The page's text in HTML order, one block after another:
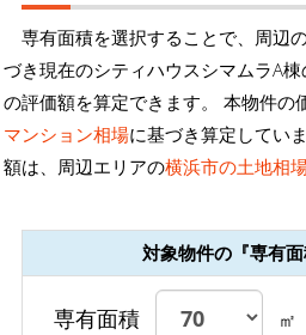
専有面積を選択することで、周辺
づき現在のシティハウスシマムラA
の評価額を算定できます。 本物件の
マンション相場に基づき算定してい
額は、周辺エリアの横浜市の土地相
対象物件の『専有
専有面積 ㎡